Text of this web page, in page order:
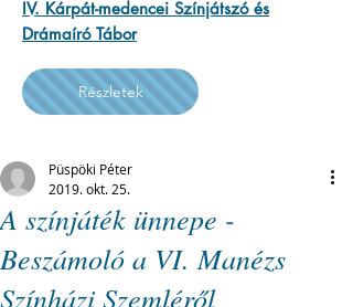
IV. Kárpát-medencei Színjátszó és
Drámaíró Tábor
Részletek
A színjáték ünnepe -
Beszámoló a VI. Manézs
Színházi Szemléről
Püspöki Péter
2019. okt. 25.